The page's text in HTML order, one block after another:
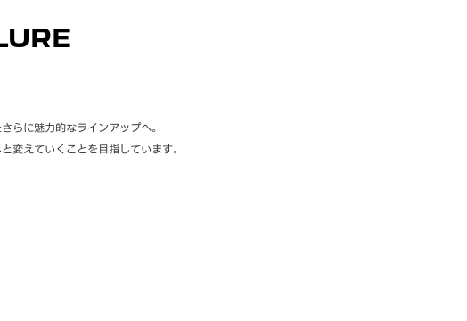
らに魅力的なラインアップへ。
変えていくことを目指しています。